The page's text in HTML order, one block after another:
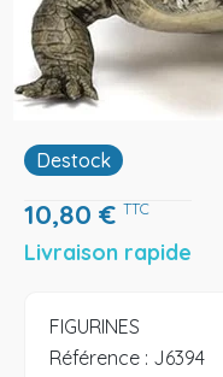
Destock
10,80 € TTC
Livraison rapide
FIGURINES
Référence : J6394